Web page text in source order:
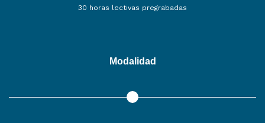
30 horas lectivas pregrabadas
Modalidad